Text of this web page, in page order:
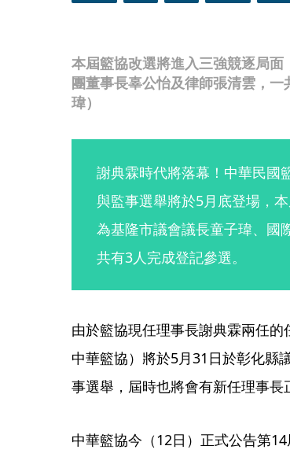
本屆籃協改選將進入三強競逐局
團董事長辜公怡及律師張清雲，
瑋）
謝典霖時代將落幕！中華民國
與監事選舉將於5月底登場，
為基隆市議會議長童子瑋、國
共有3人完成登記參選。
由於籃協現任理事長謝典霖兩任
中華籃協）將於5月31日於彰化縣
事選舉，屆時也將會有新任理事長
中華籃協今（12日）正式公告第